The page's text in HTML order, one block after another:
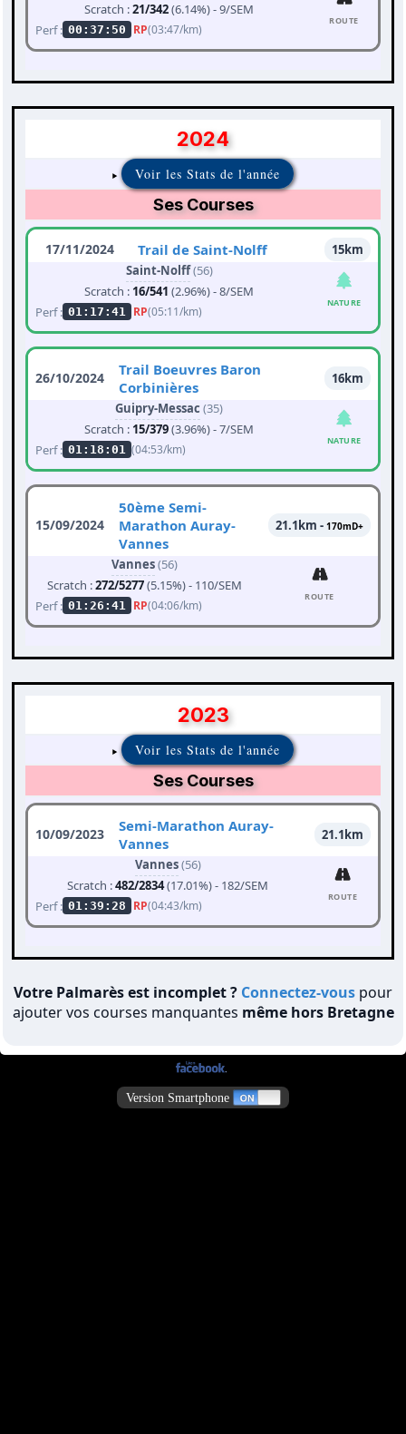
Scratch :21/342(6.14%) - 9/SEM
Perf : 00:37:50 RP(03:47/km)
ROUTE
2024
Voir les Stats de l'année
Ses Courses
17/11/2024 Trail de Saint-Nolff
15km
Saint-Nolff(56)
Scratch : 16/541 (2.96%) - 8/SEM
Perf : 01:17:41 RP(05:11/km)
NATURE
26/10/2024
Trail Boeuvres Baron
Corbinières
16km
Guipry-Messac (35)
Scratch : 15/379(3.96%) - 7/SEM
Perf : 01:18:01 (04:53/km)
NATURE
15/09/2024
50ème Semi-
Marathon Auray-
Vannes
21.1km - 170mD+
Vannes(56)
Scratch :272/5277(5.15%) - 110/SEM
Perf : 01:26:41 RP(04:06/km)
ROUTE
2023
Voir les Stats de l'année
Ses Courses
10/09/2023
Semi-Marathon Auray-
Vannes
21.1km
Vannes(56)
Scratch :482/2834(17.01%) - 182/SEM
Perf : 01:39:28 RP(04:43/km)
ROUTE
Votre Palmarès est incomplet ? Connectez-vous pour
ajouter vos courses manquantes même hors Bretagne
Version Smartphone